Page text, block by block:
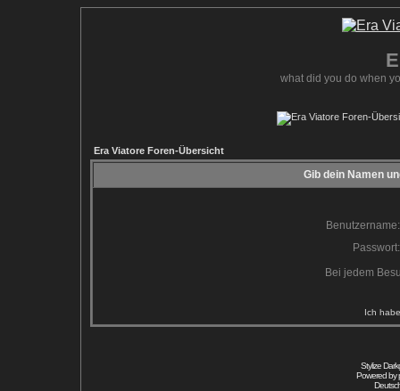
what did you do when
Era Viatore Foren-Übersicht
Gib dein Namen
Benutzername:
Passwort:
Bei jedem
Ich
Stylize
Powered by